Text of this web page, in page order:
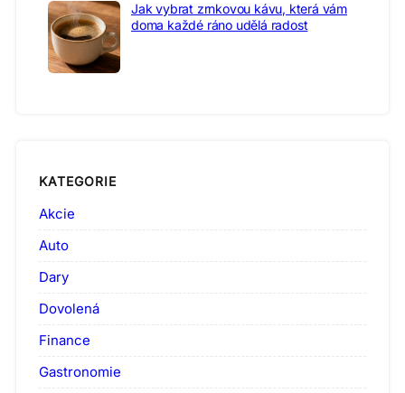
Jak vybrat zrnkovou kávu, která vám
doma každé ráno udělá radost
KATEGORIE
Akcie
Auto
Dary
Dovolená
Finance
Gastronomie